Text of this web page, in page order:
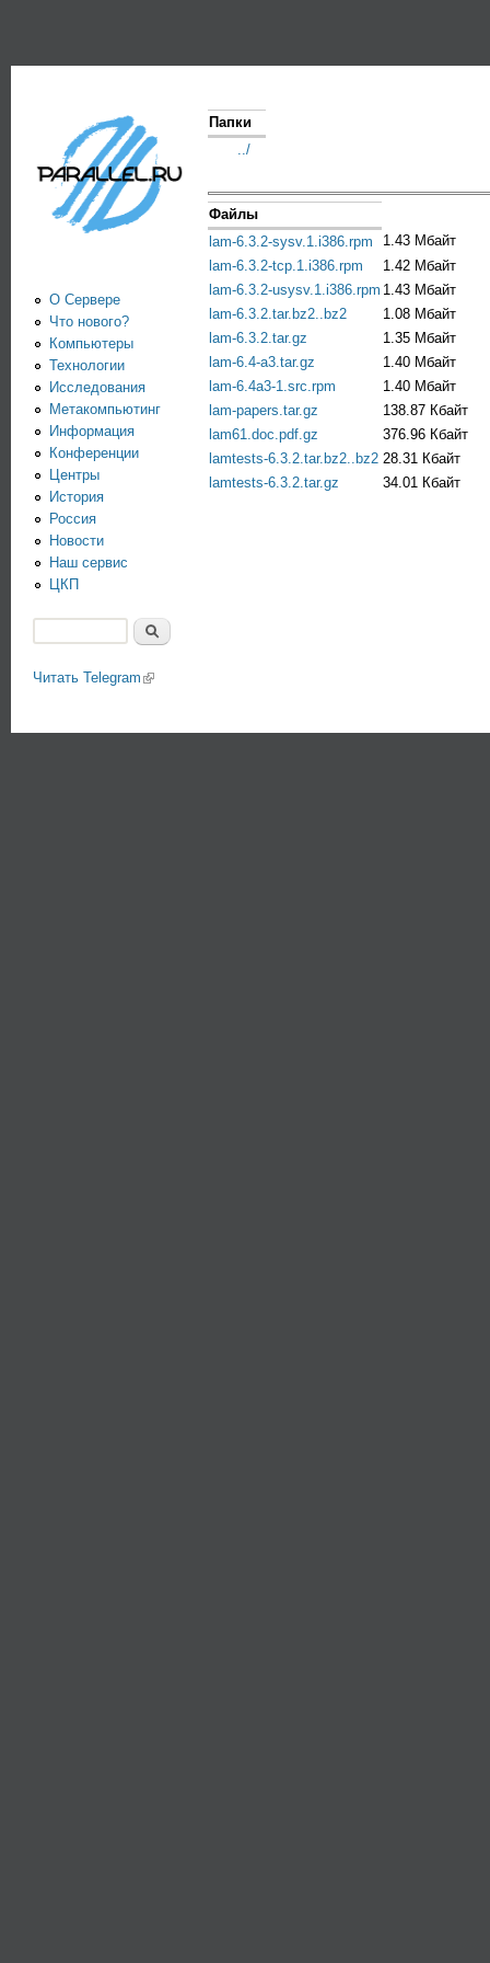
Информационно-
аналитический
центр по
параллельным
вычислениям
Папки
../
Файлы
lam-6.3.2-sysv.1.i386.rpm
1.43 Мбайт
lam-6.3.2-tcp.1.i386.rpm
1.42 Мбайт
lam-6.3.2-usysv.1.i386.rpm 1.43 Мбайт
lam-6.3.2.tar.bz2..bz2
1.08 Мбайт
lam-6.3.2.tar.gz
1.35 Мбайт
lam-6.4-a3.tar.gz
1.40 Мбайт
lam-6.4a3-1.src.rpm
1.40 Мбайт
lam-papers.tar.gz
138.87 Кбайт
lam61.doc.pdf.gz
376.96 Кбайт
lamtests-6.3.2.tar.bz2..bz2 28.31 Кбайт
lamtests-6.3.2.tar.gz
34.01 Кбайт
О Сервере
Что нового?
Компьютеры
Технологии
Исследования
Метакомпьютинг
Информация
Конференции
Центры
История
Россия
Новости
Наш сервис
ЦКП
Читать Telegram (link is external)